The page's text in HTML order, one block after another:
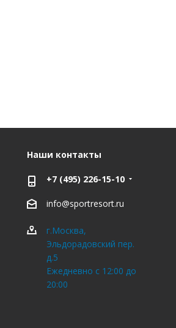
Наши контакты
+7 (495) 226-15-10
info@sportresort.ru
г.Москва,
Эльдорадовский пер.
д.5
Ежедневно с 12:00 до
20:00